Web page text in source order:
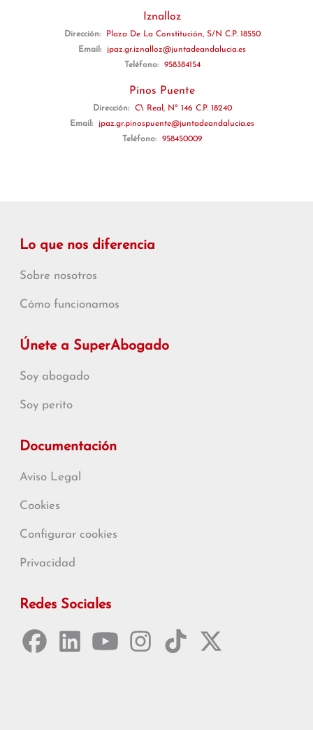
Iznalloz
Dirección:
Plaza De La Constitución, S/N C.P. 18550
Email:
jpaz.gr.iznalloz@juntadeandalucia.es
Teléfono:
958384154
Pinos Puente
Dirección:
C\ Real, Nº 146 C.P. 18240
Email:
jpaz.gr.pinospuente@juntadeandalucia.es
Teléfono:
958450009
Lo que nos diferencia
Sobre nosotros
Cómo funcionamos
Únete a SuperAbogado
Soy abogado
Soy perito
Documentación
Aviso Legal
Cookies
Configurar cookies
Privacidad
Redes Sociales